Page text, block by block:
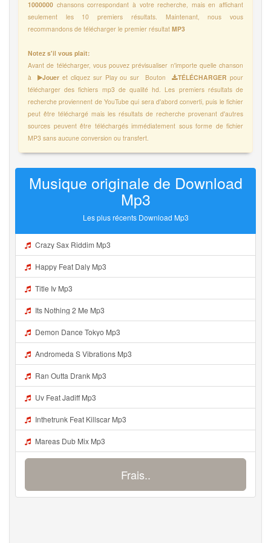
1000000 chansons correspondant à votre recherche, mais en affichant
seulement les 10 premiers résultats. Maintenant, nous vous
recommandons de télécharger le premier résultat MP3
Notez s'il vous plaît:
Avant de télécharger, vous pouvez prévisualiser n'importe quelle chanson
à
Jouer et cliquez sur Play ou sur Bouton TÉLÉCHARGERpour
télécharger des fichiers mp3 de qualité hd. Les premiers résultats de
recherche proviennent de YouTube qui sera d'abord converti, puis le fichier
peut être téléchargé mais les résultats de recherche provenant d'autres
sources peuvent être téléchargés immédiatement sous forme de fichier
MP3 sans aucune conversion ou transfert.
Musique originale de Download
Mp3
Les plus récents Download Mp3
Crazy Sax Riddim Mp3
Happy Feat Daly Mp3
Title Iv Mp3
Its Nothing 2 Me Mp3
Demon Dance Tokyo Mp3
Andromeda S Vibrations Mp3
Ran Outta Drank Mp3
Uv Feat Jadiff Mp3
Inthetrunk Feat Killscar Mp3
Mareas Dub Mix Mp3
Frais..